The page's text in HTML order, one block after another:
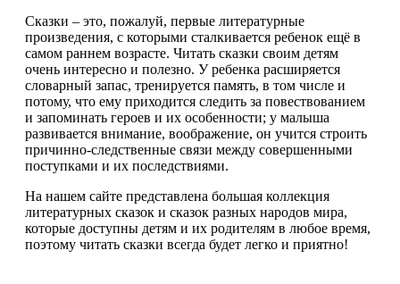
Сказки – это, пожалуй, первые литературные
произведения, с которыми сталкивается ребенок ещё в
самом раннем возрасте. Читать сказки своим детям
очень интересно и полезно. У ребенка расширяется
словарный запас, тренируется память, в том числе и
потому, что ему приходится следить за повествованием
и запоминать героев и их особенности; у малыша
развивается внимание, воображение, он учится строить
причинно-следственные связи между совершенными
поступками и их последствиями.
На нашем сайте представлена большая коллекция
литературных сказок и сказок разных народов мира,
которые доступны детям и их родителям в любое время,
поэтому читать сказки всегда будет легко и приятно!